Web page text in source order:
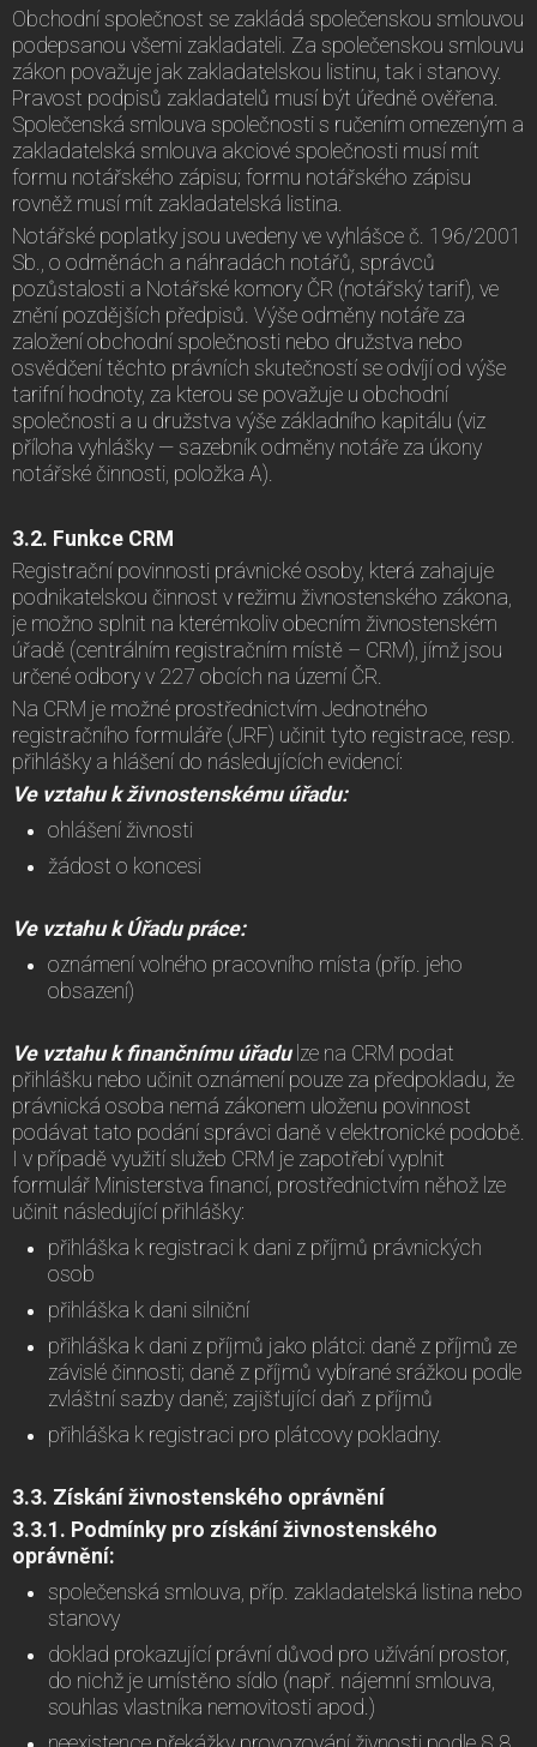
Obchodní společnost se zakládá společenskou smlouvou
podepsanou všemi zakladateli. Za společenskou smlouvu
zákon považuje jak zakladatelskou listinu, tak i stanovy.
Pravost podpisů zakladatelů musí být úředně ověřena.
Společenská smlouva společnosti s ručením omezeným a
zakladatelská smlouva akciové společnosti musí mít
formu notářského zápisu; formu notářského zápisu
rovněž musí mít zakladatelská listina.
Notářské poplatky jsou uvedeny ve vyhlášce č. 196/2001
Sb., o odměnách a náhradách notářů, správců
pozůstalosti a Notářské komory ČR (notářský tarif), ve
znění pozdějších předpisů. Výše odměny notáře za
založení obchodní společnosti nebo družstva nebo
osvědčení těchto právních skutečností se odvíjí od výše
tarifní hodnoty, za kterou se považuje u obchodní
společnosti a u družstva výše základního kapitálu (viz
příloha vyhlášky — sazebník odměny notáře za úkony
notářské činnosti, položka A).
3.2. Funkce CRM
Registrační povinnosti právnické osoby, která zahajuje
podnikatelskou činnost v režimu živnostenského zákona,
je možno splnit na kterémkoliv obecním živnostenském
úřadě (centrálním registračním místě – CRM), jímž jsou
určené odbory v 227 obcích na území ČR.
Na CRM je možné prostřednictvím Jednotného
registračního formuláře (JRF) učinit tyto registrace, resp.
přihlášky a hlášení do následujících evidencí:
Ve vztahu k živnostenskému úřadu:
ohlášení živnosti
žádost o koncesi
Ve vztahu k Úřadu práce:
oznámení volného pracovního místa (příp. jeho
obsazení)
Ve vztahu k finančnímu úřadulze na CRM podat
přihlášku nebo učinit oznámení pouze za předpokladu, že
právnická osoba nemá zákonem uloženu povinnost
podávat tato podání správci daně v elektronické podobě.
I v případě využití služeb CRM je zapotřebí vyplnit
formulář Ministerstva financí, prostřednictvím něhož lze
učinit následující přihlášky:
přihláška k registraci k dani z příjmů právnických
osob
přihláška k dani silniční
přihláška k dani z příjmů jako plátci: daně z příjmů ze
závislé činnosti; daně z příjmů vybírané srážkou podle
zvláštní sazby daně; zajišťující daň z příjmů
přihláška k registraci pro plátcovy pokladny.
3.3. Získání živnostenského oprávnění
3.3.1. Podmínky pro získání živnostenského
oprávnění:
společenská smlouva, příp. zakladatelská listina nebo
stanovy
doklad prokazující právní důvod pro užívání prostor,
do nichž je umístěno sídlo (např. nájemní smlouva,
souhlas vlastníka nemovitosti apod.)